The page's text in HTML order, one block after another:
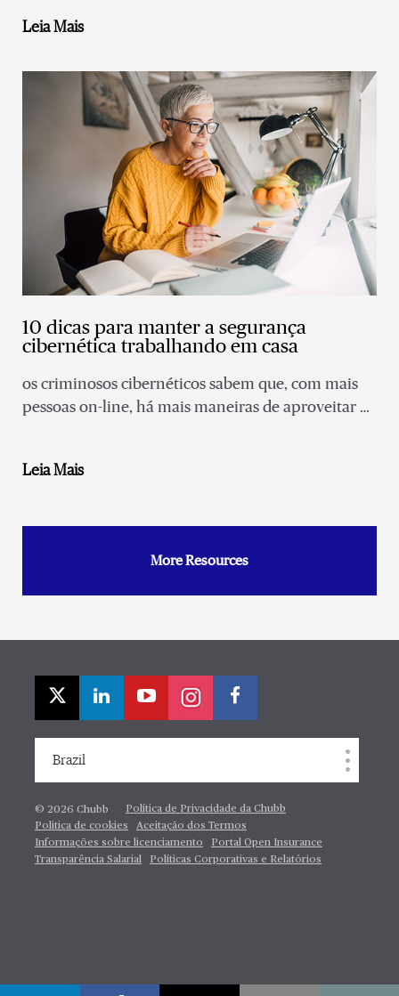
Leia Mais
10 dicas para manter a segurança
cibernética trabalhando em casa
os criminosos cibernéticos sabem que, com mais
pessoas on-line, há mais maneiras de aproveitar as
Leia Mais
More Resources
Brazil
© 2026 Chubb
Política de Privacidade da Chubb
Politica de cookies
Aceitação dos Termos
Informações sobre licenciamento
Portal Open Insurance
Transparência Salarial
Políticas Corporativas e Relatórios